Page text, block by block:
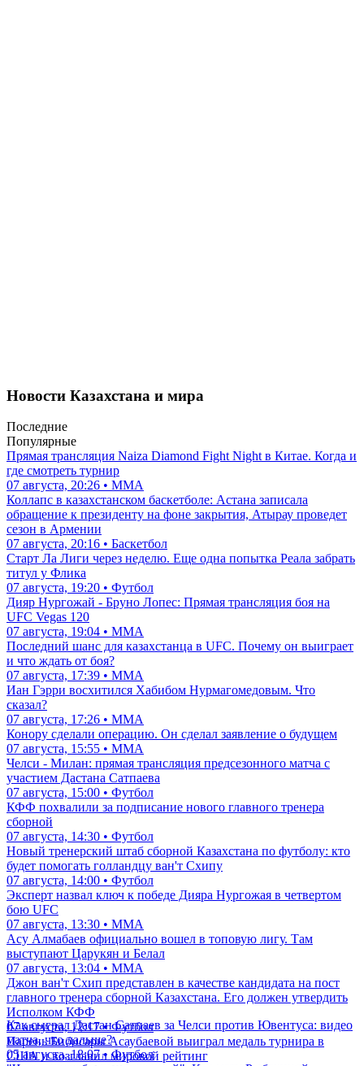
Новости Казахстана и мира
Последние
Популярные
Прямая трансляция Naiza Diamond Fight Night в Китае. Когда и
где смотреть турнир
07 августа, 20:26 • ММА
Коллапс в казахстанском баскетболе: Астана записала
обращение к президенту на фоне закрытия, Атырау проведет
сезон в Армении
07 августа, 20:16 • Баскетбол
Старт Ла Лиги через неделю. Еще одна попытка Реала забрать
титул у Флика
07 августа, 19:20 • Футбол
Дияр Нургожай - Бруно Лопес: Прямая трансляция боя на
UFC Vegas 120
07 августа, 19:04 • ММА
Последний шанс для казахстанца в UFC. Почему он выиграет
и что ждать от боя?
07 августа, 17:39 • ММА
Иан Гэрри восхитился Хабибом Нурмагомедовым. Что
сказал?
07 августа, 17:26 • ММА
Конору сделали операцию. Он сделал заявление о будущем
07 августа, 15:55 • ММА
Челси - Милан: прямая трансляция предсезонного матча с
участием Дастана Сатпаева
07 августа, 15:00 • Футбол
КФФ похвалили за подписание нового главного тренера
сборной
07 августа, 14:30 • Футбол
Новый тренерский штаб сборной Казахстана по футболу: кто
будет помогать голландцу ван'т Схипу
07 августа, 14:00 • Футбол
Эксперт назвал ключ к победе Дияра Нургожая в четвертом
бою UFC
07 августа, 13:30 • ММА
Асу Алмабаев официально вошел в топовую лигу. Там
выступают Царукян и Белал
07 августа, 13:04 • ММА
Джон ван'т Схип представлен в качестве кандидата на пост
главного тренера сборной Казахстана. Его должен утвердить
Исполком КФФ
07 августа, 12:17 • Футбол
Парень Бибисары Асаубаевой выиграл медаль турнира в
США и возглавил мировой рейтинг
Как сыграл Дастан Сатпаев за Челси против Ювентуса: видео
матча, что дальше?
05 августа, 18:07 • Футбол